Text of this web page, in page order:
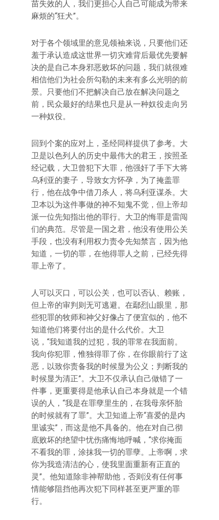
苗失效的人，我们更担心人自己可能成为带来
麻烦的“狂犬”。
对于各个领域里的意见领袖来说，只要他们还
羞于承认造成这世界一切灾难背后最优先要解
决的是自己本身邪恶败坏的问题，我们就很难
相信他们为社会所勾勒的未来有多么光明的前
景。只要他们不把解决自己放在解决问题之
前，民众最好的结果也只是从一种奴役走向另
一种奴役。
回到个案的应对上，圣经同样提供了参考。大
卫是以色列人的历史中最伟大的君王，按照圣
经记载，大卫曾犯下大罪，他强奸了手下大将
乌利亚的妻子，导致女方怀孕，为了掩盖罪
行，他在战争中借刀杀人，将乌利亚谋杀。大
卫本以为这件事做的神不知鬼不觉，但上帝却
派一位先知指出他的罪行。大卫的悔罪是雷闯
们的典范。尽管是一国之君，他没有使用公关
手段，也没有利用权力责令先知禁言，因为他
知道，一切的罪，在他得罪人之前，已经先得
罪上帝了。
人可以灭口，可以公关，也可以否认、赖账，
但上帝的审判则无可逃避。在鄢烈山眼里，那
些犯罪的牧师和神父好像占了便宜似的，他不
知道他们将要付出的是什么代价。大卫
说，“我知道我的过犯，我的罪常在我面前。
我向你犯罪，惟独得罪了你，在你眼前行了这
恶，以致你责备我的时候显为公义；判断我的
时候显为清正”。大卫不仅承认自己做错了一
件事，更重要得是他承认自己本身就是一个错
误的人，“我是在罪孽里生的，在我母亲怀胎
的时候就有了罪”。大卫知道上帝“喜爱的是内
里诚实”，而这是他不具备的。他在对自己彻
底败坏的绝望中忧伤痛悔地呼喊，“求你掩面
不看我的罪，涂抹我一切的罪孽。上帝啊，求
你为我造清洁的心，使我里面重新有正直的
灵”。他知道除非神帮助他，否则没有任何事
情能够阻挡他再次犯下同样甚至更严重的罪
行。